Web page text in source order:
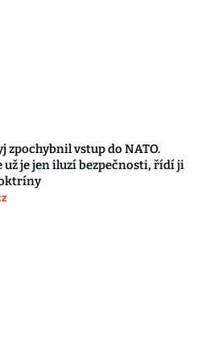
zpochybnil vstup do NATO.
už je jen iluzí bezpečnosti, řídí ji